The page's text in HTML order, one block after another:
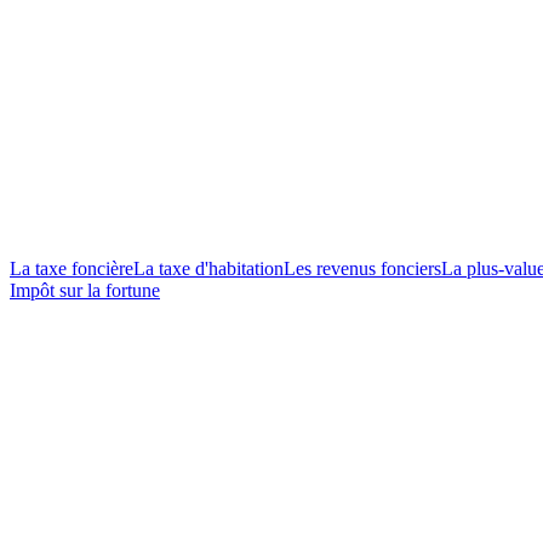
La taxe foncièreLa taxe d'habitationLes revenus fonciersLa plus-
Impôt sur la fortune